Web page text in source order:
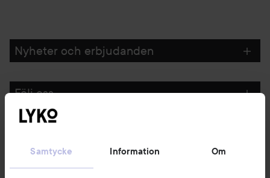
Samtycke Information Om
Nyheter och erbjudanden
Följ oss